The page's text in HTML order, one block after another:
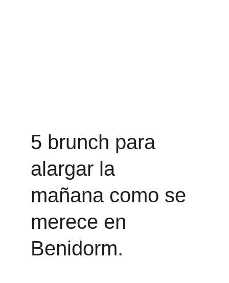
5 brunch para
alargar la
mañana como se
merece en
Benidorm.